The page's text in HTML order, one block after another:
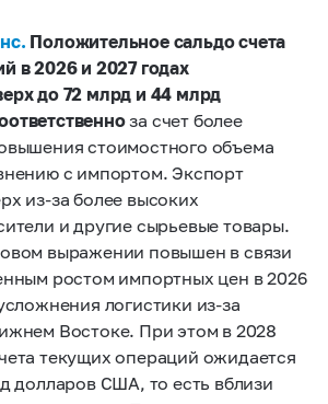
Положительное сальдосчета
в 2026 и 2027 годах
до 72 млрд и 44 млрд
за счет более
стоимостного объема
с импортом. Экспорт
из-за более высоких
и другие сырьевые товары.
выражении повышен в связи
ростом импортных цен в 2026
логистики из-за
Востоке. При этом в 2028
текущих операций ожидается
долларов США, то есть вблизи